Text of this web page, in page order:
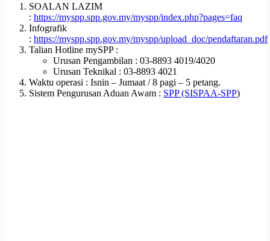
SOALAN LAZIM
: https://myspp.spp.gov.my/myspp/index.php?pages=faq
Infografik
: https://myspp.spp.gov.my/myspp/upload_doc/pendaftaran.pdf
Talian Hotline mySPP :
Urusan Pengambilan : 03-8893 4019/4020
Urusan Teknikal : 03-8893 4021
Waktu operasi : Isnin – Jumaat / 8 pagi – 5 petang.
Sistem Pengurusan Aduan Awam : SPP (SISPAA-SPP)